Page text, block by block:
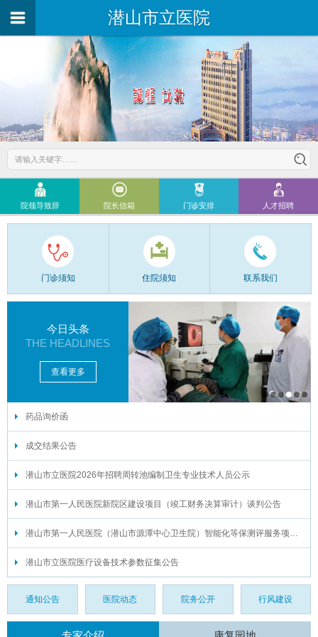
潜山市立医院
院领导致辞 院长信箱 门诊安排 人才招聘
门诊须知 住院须知 联系我们
今日头条
THE HEADLINES
查看更多
药品询价函
成交结果公告
潜山市立医院2026年招聘周转池编制卫生专业技术人员公示
潜山市第一人民医院新院区建设项目（竣工财务决算审计）谈判公告
潜山市第一人民医院（潜山市源潭中心卫生院）智能化等保测评服务项目谈判公告
潜山市立医院医疗设备技术参数征集公告
通知公告 医院动态 院务公开 行风建设